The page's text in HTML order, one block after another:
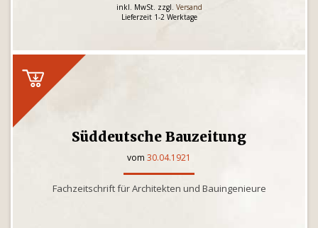
inkl. MwSt. zzgl. Versand
Lieferzeit 1-2 Werktage
Süddeutsche Bauzeitung
vom 30.04.1921
Fachzeitschrift für Architekten und Bauingenieure